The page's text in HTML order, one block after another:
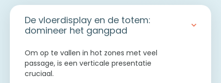
De vloerdisplay en de totem:
domineer het gangpad
Om op te vallen in hot zones met veel
passage, is een verticale presentatie
cruciaal.